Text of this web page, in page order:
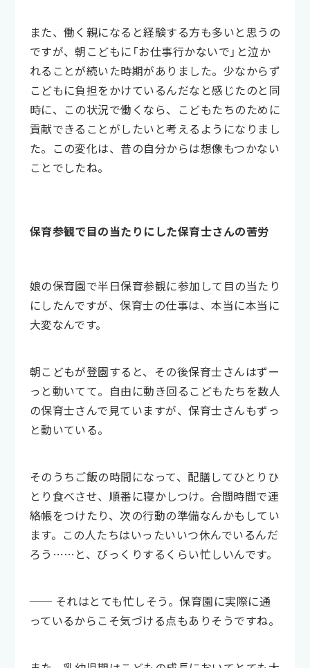
また、働く親になると経験する方も多いと思うの
ですが、朝こどもに「お仕事行かないで」と泣か
れることが続いた時期がありました。少なからず
こどもに負担をかけているんだなと感じたのと同
時に、この状況で働くなら、こどもたちのために
貢献できることがしたいと考えるようになりまし
た。この変化は、昔の自分からは想像もつかない
ことでしたね。
保育参観で目の当たりにした保育士さんの苦労
娘の保育園で半日保育参観に参加して目の当たり
にしたんですが、保育士の仕事は、本当に本当に
大変なんです。
朝こどもが登園すると、その後保育士さんはずー
っと動いてて。自由に動き回るこどもたちを数人
の保育士さんで見ていますが、保育士さんもずっ
と動いている。
そのうちご飯の時間になって、配膳してひとりひ
とり食べさせ、順番に寝かしつけ。合間時間で連
絡帳をつけたり、次の行動の準備なんかもしてい
ます。この人たちはいったいいつ休んでいるんだ
ろう……と、びっくりするくらい忙しいんです。
── それはとても忙しそう。保育園に実際に通
っているからこそ気づける点もありそうですね。